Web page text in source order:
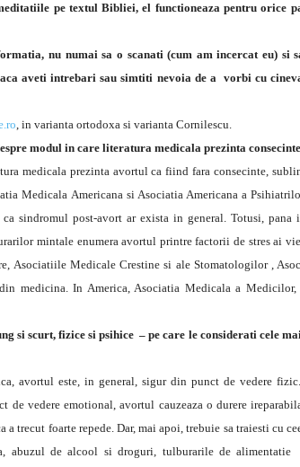
pe textul Bibliei, el functioneaza pentru orice
nu numai sa o scanati (cum am incercat eu) si
aveti intrebari sau simtiti nevoia de a vorbi cu
, in varianta ortodoxa si varianta Cornilescu.
modul in care literatura medicala prezinta
medicala prezinta avortul ca fiind fara consecinte,
Medicala Americana si Asociatia Americana a
sindromul post-avort ar exista in general. Totusi,
mintale enumera avortul printre factorii de stres ai
Asociatiile Medicale Crestine si ale Stomatologilor ,
medicina. In America, Asociatia Medicala a
si scurt, fizice si psihice – pe care le considerati cele
avortul este, in general, sigur din punct de vedere
vedere emotional, avortul cauzeaza o durere
trecut foarte repede. Dar, mai apoi, trebuie sa traiesti cu
abuzul de alcool si droguri, tulburarile de alimentatie